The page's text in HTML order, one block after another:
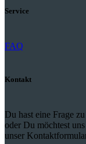
Service
FAQ
Kontakt
Du hast eine Frage
oder Du möchtest
unser